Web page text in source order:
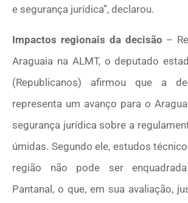
e segurança jurídica”, declarou.
Impactos regionais da decisão –
Araguaia na ALMT, o deputado
(Republicanos) afirmou que a
representa um avanço para o
segurança jurídica sobre a
úmidas. Segundo ele, estudos
região não pode ser
Pantanal, o que, em sua avaliação,